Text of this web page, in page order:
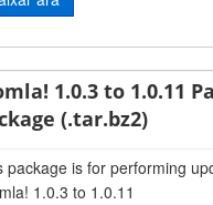
1.0.3 to 1.0.11
(.tar.bz2)
package is for performing
1.0.3 to 1.0.11